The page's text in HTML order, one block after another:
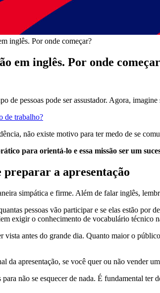
inglês. Por onde começar?
em inglês. Por onde
de pessoas pode ser assustador. Agora,
de trabalho?
não existe motivo para ter medo de se
para orientá-lo e essa missão ser um
a apresentação
simpática e firme. Além de falar inglês,
pessoas vão participar e se elas estão por
exigir o conhecimento de vocabulário técnico
vista antes do grande dia. Quanto maior o
apresentação, se você quer ou não vender
não se esquecer de nada. É fundamental